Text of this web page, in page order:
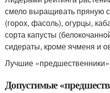
смело выращивать пряную
(горох, фасоль), огурцы,
сорта капусты
сидераты, кроме ячменя и
Лучшие
Допустимые